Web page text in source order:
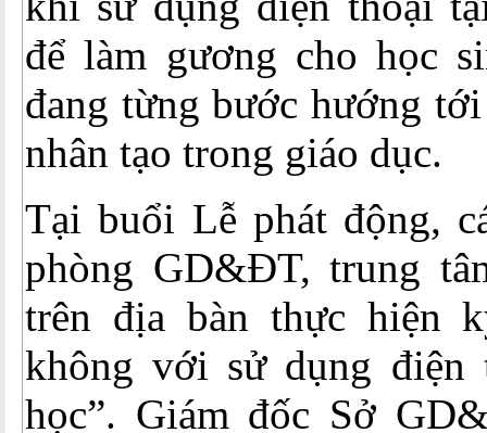
để làm gương cho học
đang từng bước hướng
nhân tạo trong giáo dục.
Tại buổi Lễ phát động,
phòng GD&ĐT, trung
trên địa bàn thực hiện
không với sử dụng điện
học”. Giám đốc Sở